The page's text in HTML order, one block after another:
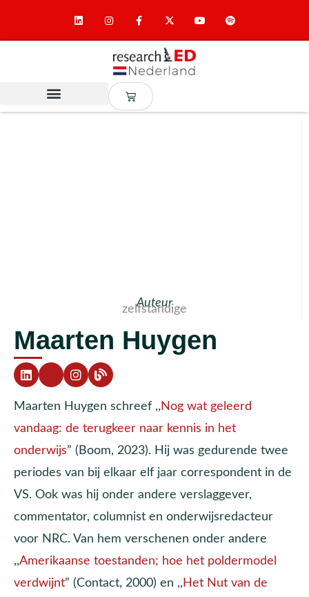
Auteur
zelfstandige
Maarten Huygen
Maarten Huygen schreef ,, Nog wat geleerd
vandaag: de terugkeer naar kennis in het
onderwijs” (Boom, 2023). Hij was gedurende twee
periodes van bij elkaar elf jaar correspondent in de
VS. Ook was hij onder andere verslaggever,
commentator, columnist en onderwijsredacteur
voor NRC. Van hem verschenen onder andere
,,Amerikaanse toestanden; hoe het poldermodel
verdwijnt” (Contact, 2000) en ,, Het Nut van de